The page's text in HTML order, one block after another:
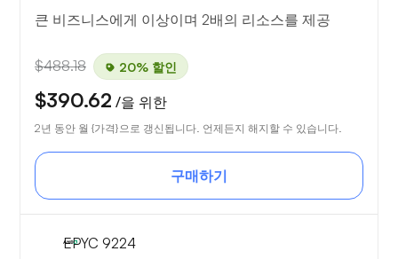
큰 비즈니스에게 이상이며 2배의 리소스를 제공
$488.18 20% 할인
$390.62 /을 위한
2년 동안 월 {가격}으로 갱신됩니다. 언제든지 해지할 수 있습니다.
구매하기
EPYC 9224